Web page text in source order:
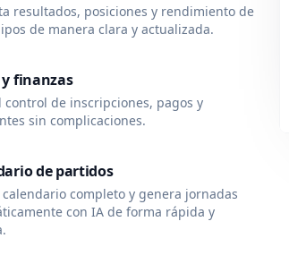
resultados, posiciones y rendimiento de
de manera clara y actualizada.
y finanzas
control de inscripciones, pagos y
sin complicaciones.
de partidos
calendario completo y genera jornadas
con IA de forma rápida y